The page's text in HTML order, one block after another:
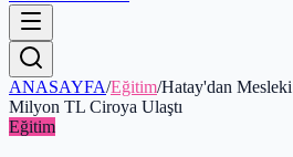
ANASAYFA/Eğitim/Hatay'dan
Milyon TL Ciroya Ulaştı
Eğitim